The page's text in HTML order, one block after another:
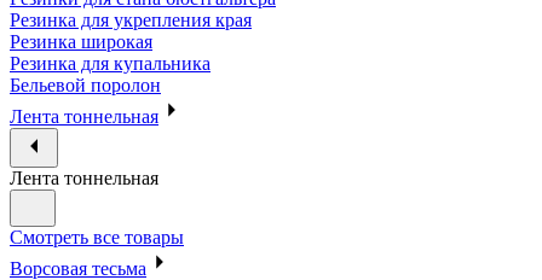
Резинка для укрепления края
Резинка широкая
Резинка для купальника
Бельевой поролон
Лента тоннельная
Лента тоннельная
Смотреть все товары
Ворсовая тесьма